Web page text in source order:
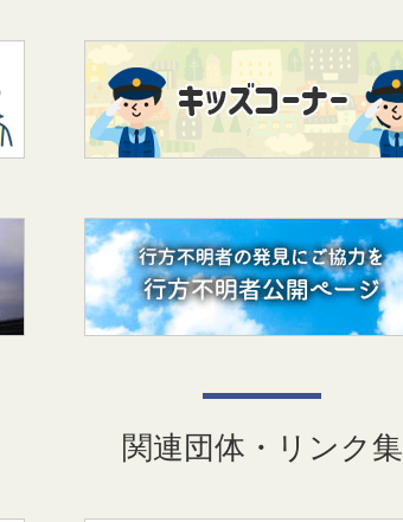
関連団体・リンク集